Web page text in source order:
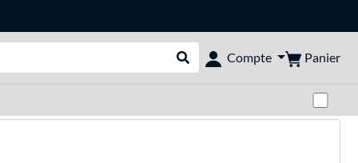
Rechercher dans le shop
Compte Panier